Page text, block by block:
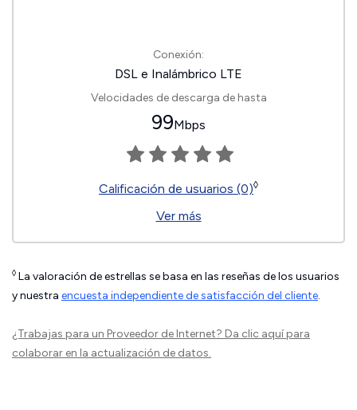
Conexión:
DSL e Inalámbrico LTE
Velocidades de descarga de hasta
99Mbps
Calificación de usuarios (0)◊
Ver más
◊ La valoración de estrellas se basa en las reseñas de los usuarios
y nuestra encuesta independiente de satisfacción del cliente.
¿Trabajas para un Proveedor de Internet? Da clic aquípara
colaborar en la actualización de datos.